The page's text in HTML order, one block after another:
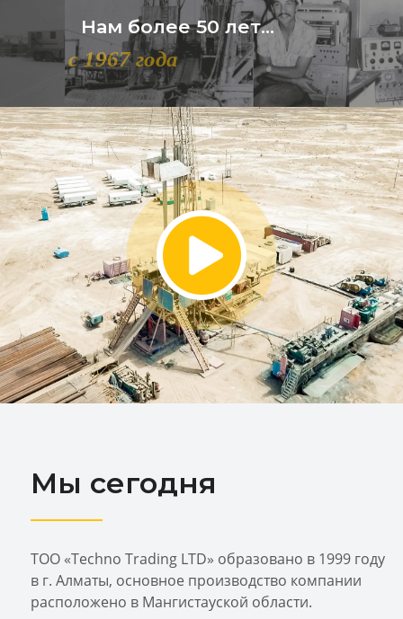
Нам более 50 лет...
с 1967 года
Мы сегодня
TOO «Techno Trading LTD» образовано в 1999 году
в г. Алматы, основное производство компании
расположено в Мангистауской области.